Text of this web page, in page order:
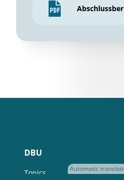
DBU
Topics
Automatic